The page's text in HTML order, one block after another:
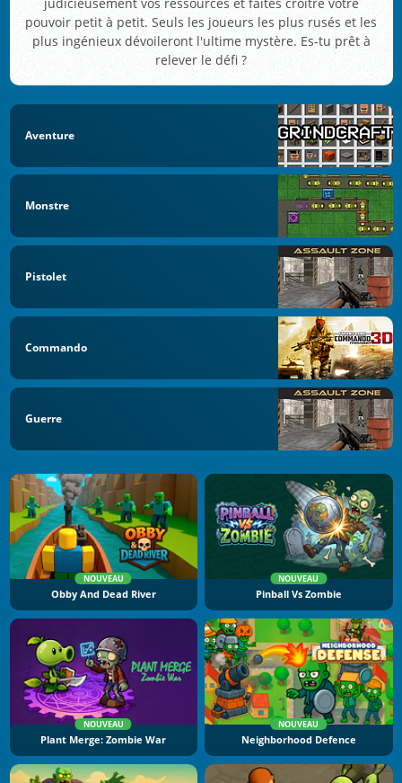
pouvoir petit à petit. Seuls les joueurs les plus rusés et les
plus ingénieux dévoileront l'ultime mystère. Es-tu prêt à
relever le défi ?
Aventure
Monstre
Pistolet
Commando
Guerre
NOUVEAU
Obby And Dead River
NOUVEAU
Pinball Vs Zombie
NOUVEAU
Plant Merge: Zombie War
NOUVEAU
Neighborhood Defence